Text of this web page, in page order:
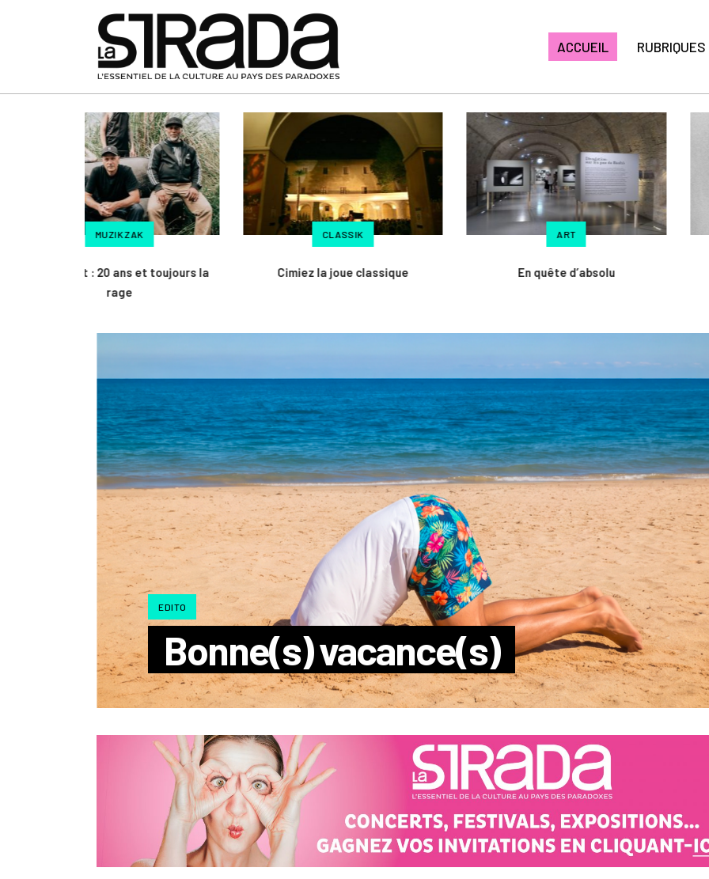
ACCUEIL RUBRIQUES
CLASSIK
Cimiez la joue classique
ART
En quête d’absolu
ART
Man Ray. Magie de
EDITO
Bonne(s) vacance(s)